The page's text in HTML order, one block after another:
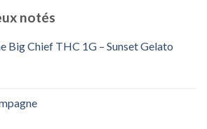
€2,000.00
notés
Big Chief THC 1G – Sunset Gelato